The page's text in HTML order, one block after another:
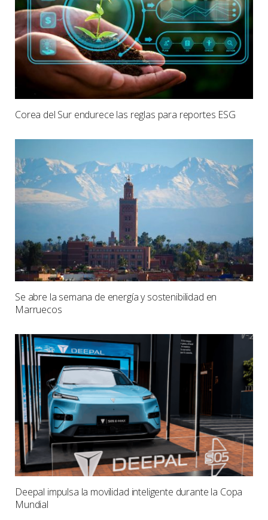
Corea del Sur endurece las reglas para reportes ESG
Se abre la semana de energía y sostenibilidad en
Marruecos
Deepal impulsa la movilidad inteligente durante la Copa
Mundial